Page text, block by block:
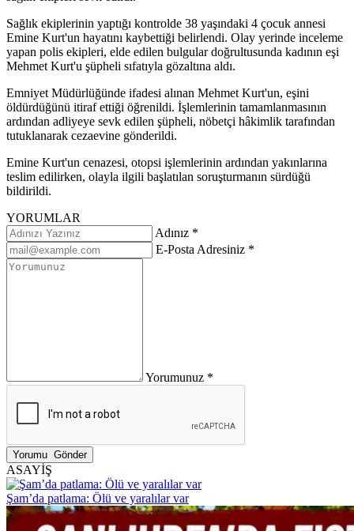
Sağlık ekiplerinin yaptığı kontrolde 38 yaşındaki 4 çocuk annesi
Emine Kurt'un hayatını kaybettiği belirlendi. Olay yerinde inceleme
yapan polis ekipleri, elde edilen bulgular doğrultusunda kadının eşi
Mehmet Kurt'u şüpheli sıfatıyla gözaltına aldı.
Emniyet Müdürlüğünde ifadesi alınan Mehmet Kurt'un, eşini
öldürdüğünü itiraf ettiği öğrenildi. İşlemlerinin tamamlanmasının
ardından adliyeye sevk edilen şüpheli, nöbetçi hâkimlik tarafından
tutuklanarak cezaevine gönderildi.
Emine Kurt'un cenazesi, otopsi işlemlerinin ardından yakınlarına
teslim edilirken, olayla ilgili başlatılan soruşturmanın sürdüğü
bildirildi.
YORUMLAR
Adınız *
E-Posta Adresiniz *
Yorumunuz *
ASAYİŞ
Şam’da patlama: Ölü ve yaralılar var